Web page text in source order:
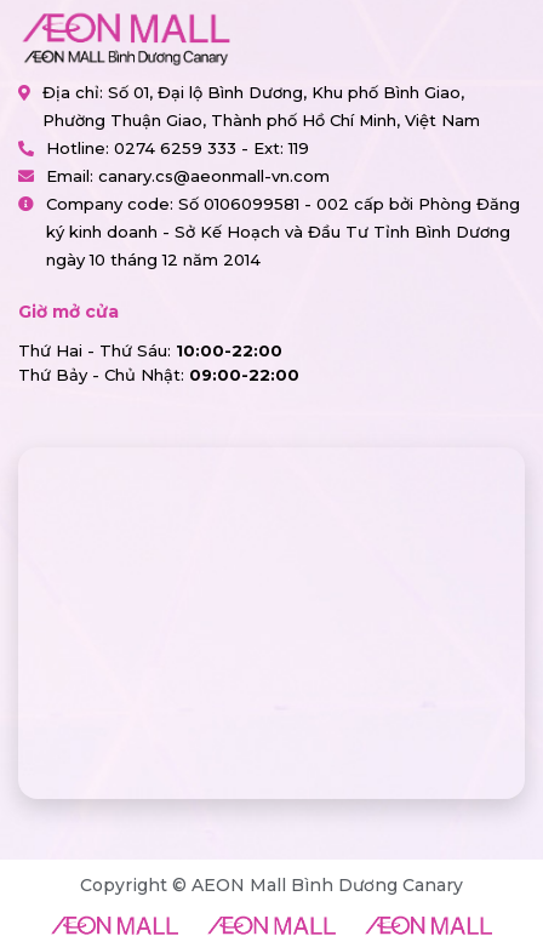
Địa chỉ: Số 01, Đại lộ Bình Dương, Khu phố Bình Giao,
Phường Thuận Giao, Thành phố Hồ Chí Minh, Việt Nam
Hotline: 0274 6259 333 - Ext: 119
Email: canary.cs@aeonmall-vn.com
Company code: Số 0106099581 - 002 cấp bởi Phòng Đăng
ký kinh doanh - Sở Kế Hoạch và Đầu Tư Tỉnh Bình Dương
ngày 10 tháng 12 năm 2014
Giờ mở cửa
Thứ Hai - Thứ Sáu: 10:00-22:00
Thứ Bảy - Chủ Nhật: 09:00-22:00
Copyright © AEON Mall Bình Dương Canary